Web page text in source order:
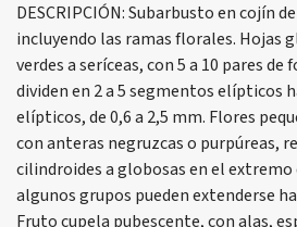
DESCRIPCIÓN: Subarbusto en cojín
incluyendo las ramas florales. Hojas
verdes a seríceas, con 5 a 10 pares de
dividen en 2 a 5 segmentos elípticos
elípticos, de 0,6 a 2,5 mm. Flores
con anteras negruzcas o purpúreas,
cilindroides a globosas en el extremo
algunos grupos pueden extenderse
Fruto cupela pubescente, con alas,